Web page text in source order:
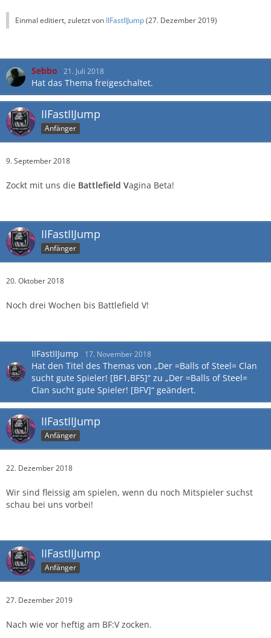
Einmal editiert, zuletzt von IIFastIIJump(27. Dezember 2019)
Sebbo 21. Juli 2018
Hat das Thema freigeschaltet.
IIFastIIJump
Anfänger
9. September 2018
Zockt mit uns die Battlefield Vagina Beta!
IIFastIIJump
Anfänger
20. Oktober 2018
Noch drei Wochen bis Battlefield V!
IIFastIIJump 17. November 2018
Hat den Titel des Themas von „Der =Balls of Steel= Clan
sucht gute Spieler! [BF1,BF5]“ zu „Der =Balls of Steel=
Clan sucht gute Spieler! [BFV]“ geändert.
IIFastIIJump
Anfänger
22. Dezember 2018
Wir sind fleissig am spielen, wenn du noch Mitspieler suchst
schau bei uns vorbei!
IIFastIIJump
Anfänger
27. Dezember 2019
Nach wie vor heftig am BF:V zocken.